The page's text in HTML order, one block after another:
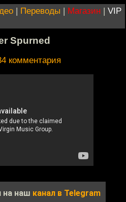
| Переводы | Магазин | VIP
Spurned
комментария
на наш канал в Telegram